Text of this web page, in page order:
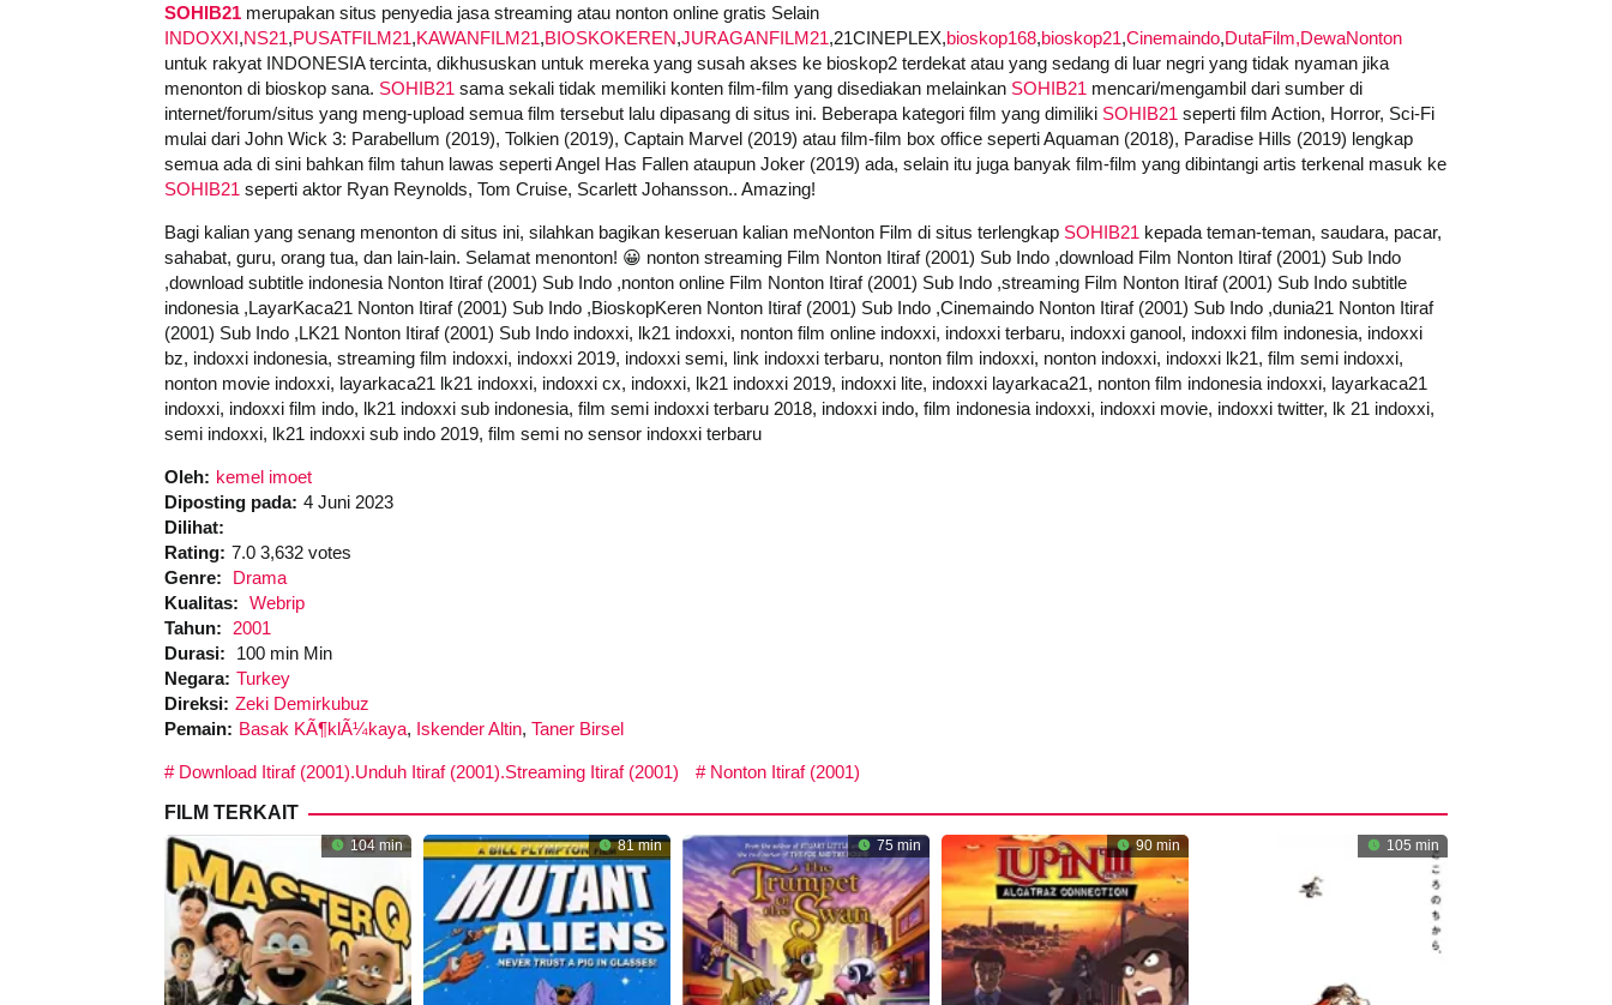
SOHIB21 merupakan situs penyedia jasa streaming atau nonton online gratis Selain
INDOXXI,NS21,PUSATFILM21,KAWANFILM21,BIOSKOKEREN,JURAGANFILM21,21CINEPLEX,bioskop168,bioskop21,Cinemaindo,DutaFilm,DewaNonton
untuk rakyat INDONESIA tercinta, dikhususkan untuk mereka yang susah akses ke bioskop2 terdekat atau yang sedang di luar negri yang tidak nyaman jika
menonton di bioskop sana. SOHIB21 sama sekali tidak memiliki konten film-film yang disediakan melainkan SOHIB21 mencari/mengambil dari sumber di
internet/forum/situs yang meng-upload semua film tersebut lalu dipasang di situs ini. Beberapa kategori film yang dimiliki SOHIB21 seperti film Action, Horror, Sci-Fi
mulai dari John Wick 3: Parabellum (2019), Tolkien (2019), Captain Marvel (2019) atau film-film box office seperti Aquaman (2018), Paradise Hills (2019) lengkap
semua ada di sini bahkan film tahun lawas seperti Angel Has Fallen ataupun Joker (2019) ada, selain itu juga banyak film-film yang dibintangi artis terkenal masuk ke
SOHIB21 seperti aktor Ryan Reynolds, Tom Cruise, Scarlett Johansson.. Amazing!
Bagi kalian yang senang menonton di situs ini, silahkan bagikan keseruan kalian meNonton Film di situs terlengkap SOHIB21 kepada teman-teman, saudara, pacar,
sahabat, guru, orang tua, dan lain-lain. Selamat menonton! 😀 nonton streaming Film Nonton Itiraf (2001) Sub Indo ,download Film Nonton Itiraf (2001) Sub Indo
,download subtitle indonesia Nonton Itiraf (2001) Sub Indo ,nonton online Film Nonton Itiraf (2001) Sub Indo ,streaming Film Nonton Itiraf (2001) Sub Indo subtitle
indonesia ,LayarKaca21 Nonton Itiraf (2001) Sub Indo ,BioskopKeren Nonton Itiraf (2001) Sub Indo ,Cinemaindo Nonton Itiraf (2001) Sub Indo ,dunia21 Nonton Itiraf
(2001) Sub Indo ,LK21 Nonton Itiraf (2001) Sub Indo indoxxi, lk21 indoxxi, nonton film online indoxxi, indoxxi terbaru, indoxxi ganool, indoxxi film indonesia, indoxxi
bz, indoxxi indonesia, streaming film indoxxi, indoxxi 2019, indoxxi semi, link indoxxi terbaru, nonton film indoxxi, nonton indoxxi, indoxxi lk21, film semi indoxxi,
nonton movie indoxxi, layarkaca21 lk21 indoxxi, indoxxi cx, indoxxi, lk21 indoxxi 2019, indoxxi lite, indoxxi layarkaca21, nonton film indonesia indoxxi, layarkaca21
indoxxi, indoxxi film indo, lk21 indoxxi sub indonesia, film semi indoxxi terbaru 2018, indoxxi indo, film indonesia indoxxi, indoxxi movie, indoxxi twitter, lk 21 indoxxi,
semi indoxxi, lk21 indoxxi sub indo 2019, film semi no sensor indoxxi terbaru
Oleh: kemel imoet
Diposting pada: 4 Juni 2023
Dilihat:
Rating: 7.0 3,632 votes
Genre:
Drama
Kualitas: Webrip
Tahun:
2001
Durasi:
100 min Min
Negara: Turkey
Direksi: Zeki Demirkubuz
Pemain: Basak KÃ¶klÃ¼kaya, Iskender Altin, Taner Birsel
Download Itiraf (2001).Unduh Itiraf (2001).Streaming Itiraf (2001)
Nonton Itiraf (2001)
FILM TERKAIT
104 min 81 min 75 min 90 min 105 min